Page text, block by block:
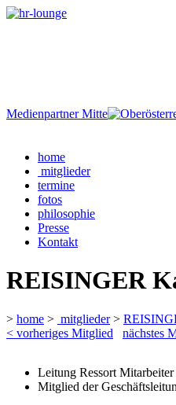
Medienpartner Mitte
home
mitglieder
termine
fotos
philosophie
Presse
Kontakt
REISINGER
> home > mitglieder>
< vorheriges Mitglied
nächstes
Leitung Ressort Mitarbeiter
Mitglied der